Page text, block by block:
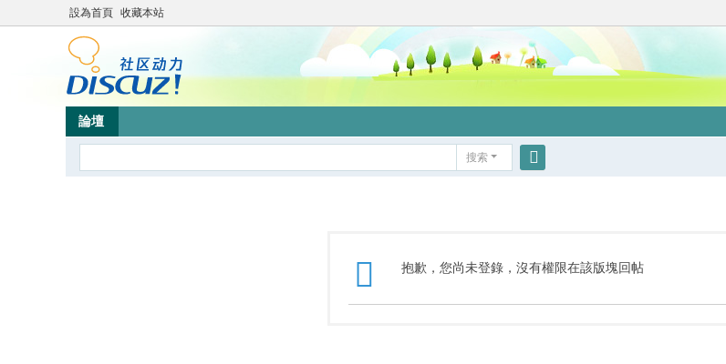
設為首頁 收藏本站
論壇
搜索
抱歉，您尚未登錄，沒有權限在該版塊回帖